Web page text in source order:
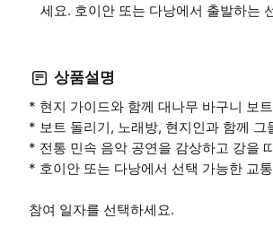
세요. 호이안 또는 다낭에서 출발하는
상품설명
* 현지 가이드와 함께 대나무 바구니 보
* 보트 돌리기, 노래방, 현지인과 함께
* 전통 민속 음악 공연을 감상하고 강을
* 호이안 또는 다낭에서 선택 가능한 교
참여 일자를 선택하세요.